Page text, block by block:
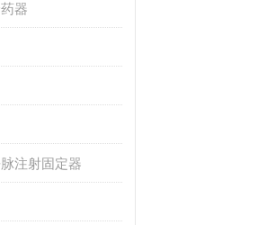
器
注射固定器